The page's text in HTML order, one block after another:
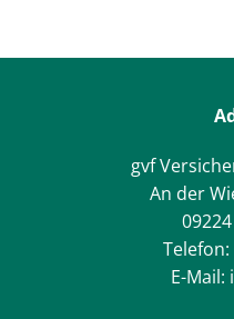
gvf
An der
Telefon:
E-Mail: